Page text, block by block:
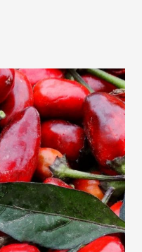
image
schwarzen
dunkler lila